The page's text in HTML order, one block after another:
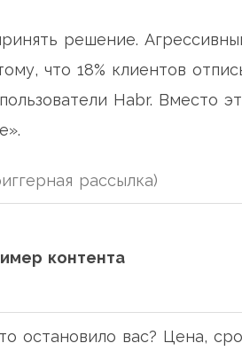
решение.
что 18% клиентов
Habr. Вместо
рассылка)
контента
остановило вас? Цена,